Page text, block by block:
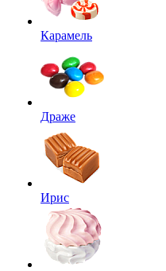
Карамель
Драже
Ирис